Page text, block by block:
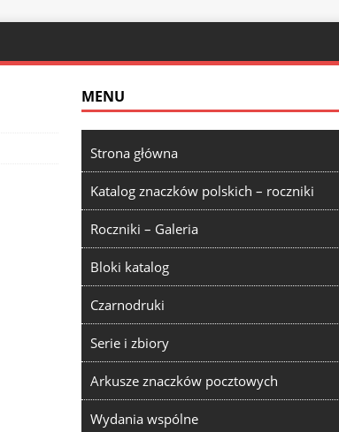
MENU
Strona główna
Katalog znaczków polskich – roczniki
Roczniki – Galeria
Bloki katalog
Czarnodruki
Serie i zbiory
Arkusze znaczków pocztowych
Wydania wspólne